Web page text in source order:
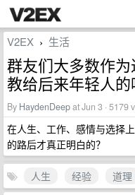
V2EX › 生活
群友们大多数作
教给后来年轻人的
By HaydenDeepat Jun 3 · 5179
在人生、工作、感情与选择
的路后才真正明白的？
人生 经验
道理